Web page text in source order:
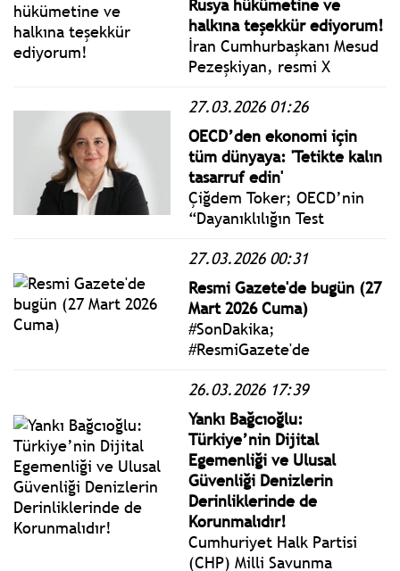
saldırılarıyla girdi.
Rusya hükümetine ve
halkına teşekkür ediyorum!
İran Cumhurbaşkanı Mesud
Pezeşkiyan, resmi X
paylaşımda: Başkan Putin'in
mesajları ve Rus halkının
desteği bu savaşta bize
ilham veriyor.
27.03.2026 01:26
OECD’den ekonomi için
tüm dünyaya: 'Tetikte kalın
tasarruf edin'
Çiğdem Toker; OECD’nin
“Dayanıklılığın Test
yayımladığı yeni Ara
Rapor'da bütün ülkelerden
enerji verimliliğini
arttıran, tasarrufu teşvik
edici, araç paylaşımı ve
toplu taşıma araçları
kullanımını özendirici
tedbirler alması istendi.
27.03.2026 00:31
Resmi Gazete'de bugün (27
Mart 2026 Cuma)
#SonDakika;
#ResmiGazete'de
Cuma yönetmelik, genelge
ve tebliğler
takip edebilirsiniz.
26.03.2026 17:39
Yankı Bağcıoğlu:
Türkiye’nin Dijital
Egemenliği ve Ulusal
Güvenliği Denizlerin
Derinliklerinde de
Korunmalıdır!
Cumhuriyet Halk Partisi
(CHP) Milli Savunma